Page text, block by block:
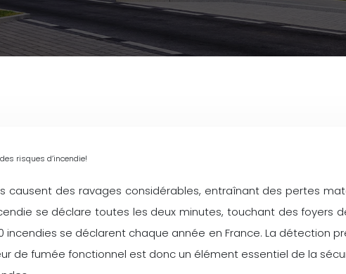
risques d’incendie!
causent des ravages considérables, entraînant des pertes
se déclare toutes les deux minutes, touchant des
incendies se déclarent chaque année en France. La détection
de fumée fonctionnel est donc un élément essentiel de la